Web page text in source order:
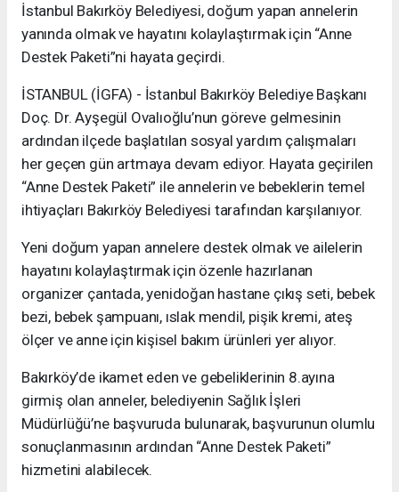
İstanbul Bakırköy Belediyesi, doğum yapan annelerin
yanında olmak ve hayatını kolaylaştırmak için “Anne
Destek Paketi”ni hayata geçirdi.
İSTANBUL (İGFA) - İstanbul Bakırköy Belediye Başkanı
Doç. Dr. Ayşegül Ovalıoğlu’nun göreve gelmesinin
ardından ilçede başlatılan sosyal yardım çalışmaları
her geçen gün artmaya devam ediyor. Hayata geçirilen
“Anne Destek Paketi” ile annelerin ve bebeklerin temel
ihtiyaçları Bakırköy Belediyesi tarafından karşılanıyor.
Yeni doğum yapan annelere destek olmak ve ailelerin
hayatını kolaylaştırmak için özenle hazırlanan
organizer çantada, yenidoğan hastane çıkış seti, bebek
bezi, bebek şampuanı, ıslak mendil, pişik kremi, ateş
ölçer ve anne için kişisel bakım ürünleri yer alıyor.
Bakırköy’de ikamet eden ve gebeliklerinin 8.ayına
girmiş olan anneler, belediyenin Sağlık İşleri
Müdürlüğü’ne başvuruda bulunarak, başvurunun olumlu
sonuçlanmasının ardından “Anne Destek Paketi”
hizmetini alabilecek.